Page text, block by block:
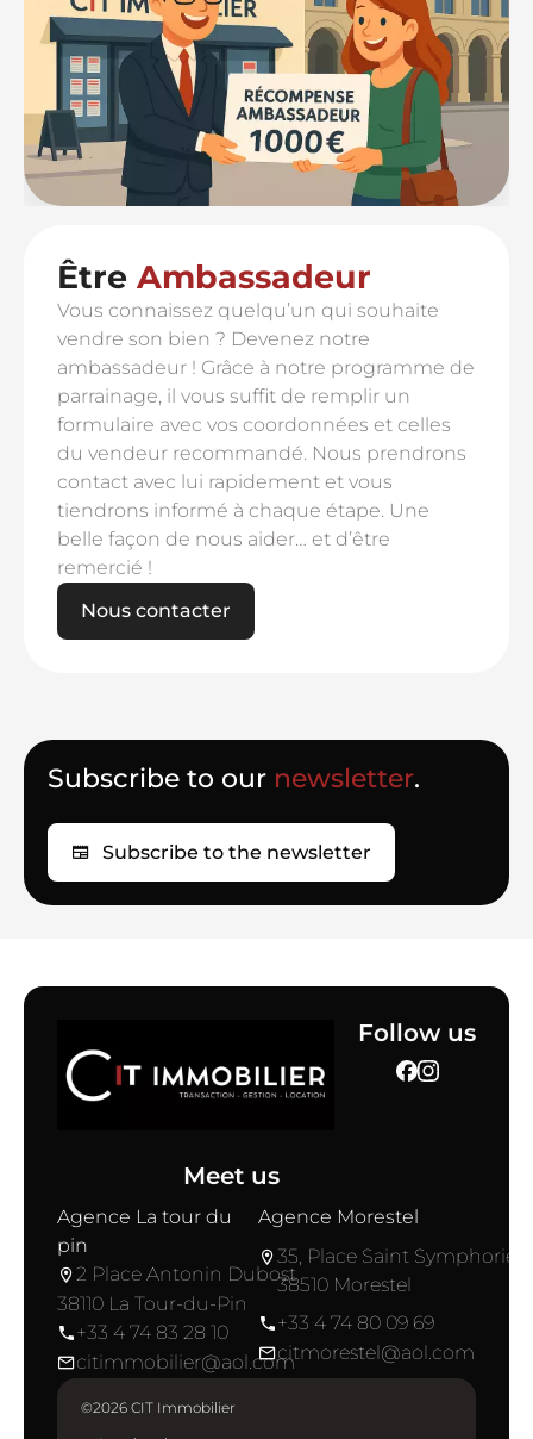
Être Ambassadeur
Vous connaissez quelqu’un qui souhaite
vendre son bien ? Devenez notre
ambassadeur ! Grâce à notre programme de
parrainage, il vous suffit de remplir un
formulaire avec vos coordonnées et celles
du vendeur recommandé. Nous prendrons
contact avec lui rapidement et vous
tiendrons informé à chaque étape. Une
belle façon de nous aider… et d’être
remercié !
Nous contacter
Subscribe to our newsletter.
Subscribe to the newsletter
Follow us
Meet us
Agence La tour du
pin
2 Place Antonin Dubost
38110 La Tour-du-Pin
+33 4 74 83 28 10
citimmobilier@aol.com
Agence Morestel
35, Place Saint Symphorien
38510 Morestel
+33 4 74 80 09 69
citmorestel@aol.com
©2026 CIT Immobilier